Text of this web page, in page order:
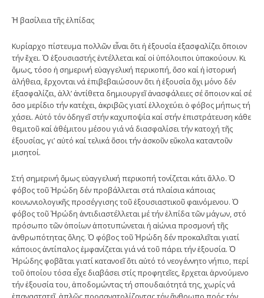
Ἡ βασίλεια τῆς ἐλπίδας
Κυρίαρχο πίστευμα πολλῶν εἶναι ὅτι ἡ ἐξουσία ἐξασφαλίζει ὅποιον
τήν ἔχει. Ὁ ἐξουσιαστής ἐντέλλεται καί οἱ ὑπόλοιποι ὑπακούουν. Κι
ὅμως, τόσο ἡ σημερινή εὐαγγελική περικοπή, ὅσο καί ἡ ἱστορική
ἀλήθεια, ἔρχονται νά ἐπιβεβαιώσουν ὅτι ἡ ἐξουσία ὄχι μόνο δέν
ἐξασφαλίζει, ἀλλ’ ἀντίθετα δημιουργεῖ ἀνασφάλειες σέ ὅποιον καί σέ
ὅσο μερίδιο τήν κατέχει, ἀκριβῶς γιατί ἐλλοχεύει ὁ φόβος μήπως τή
χάσει. Αὐτό τόν ὁδηγεῖ στήν καχυποψία καί στήν ἐπιστράτευση κάθε
θεμιτοῦ καί ἀθέμιτου μέσου γιά νά διασφαλίσει τήν κατοχή τῆς
ἐξουσίας, γι’ αὐτό καί τελικά ὅσοι τήν ἀσκοῦν εὔκολα καταντοῦν
μισητοί.
Στή σημερινή ὅμως εὐαγγελική περικοπή τονίζεται κάτι ἄλλο. Ὁ
φόβος τοῦ Ἡρώδη δέν προβάλλεται στά πλαίσια κάποιας
κοινωνιολογικῆς προσέγγισης τοῦ ἐξουσιαστικοῦ φαινόμενου. Ὁ
φόβος τοῦ Ἡρώδη ἀντιδιαστέλλεται μέ τήν ἐλπίδα τῶν μάγων, στό
πρόσωπο τῶν ὁποίων ἀποτυπώνεται ἡ αἰώνια προσμονή τῆς
ἀνθρωπότητας ὅλης. Ὁ φόβος τοῦ Ἡρώδη δέν προκαλεῖται γιατί
κάποιος ἀντίπαλος ἐμφανίζεται γιά νά τοῦ πάρει τήν ἐξουσία. Ὁ
Ἡρώδης φοβᾶται γιατί κατανοεῖ ὅτι αὐτό τό νεογέννητο νήπιο, περί
τοῦ ὁποίου τόσα εἶχε διαβάσει στίς προφητεῖες, ἔρχεται ἀρνούμενο
τήν ἐξουσία του, ἀποδομώντας τή σπουδαιότητά της, χωρίς νά